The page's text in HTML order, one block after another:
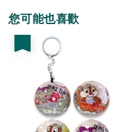
您可能也喜歡